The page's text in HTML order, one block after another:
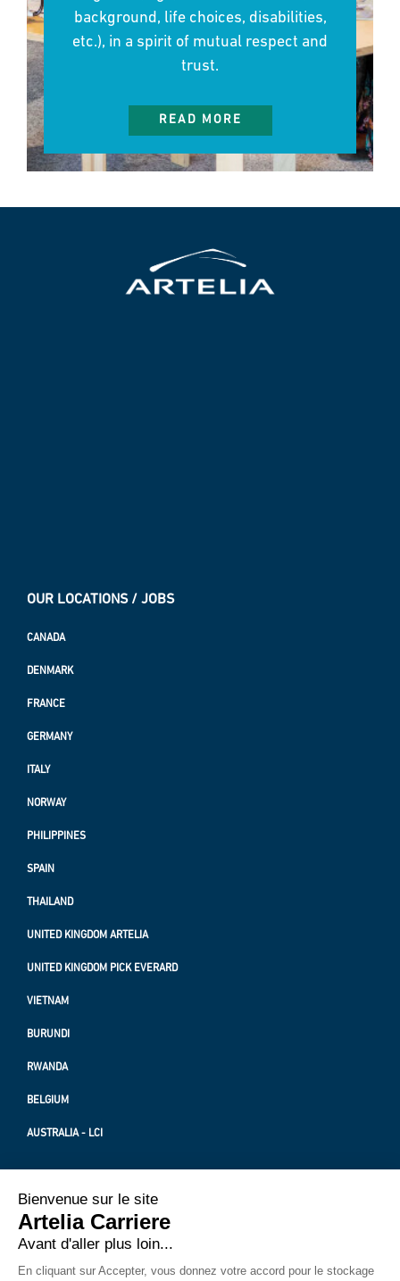
background, life choices, disabilities,
etc.), in a spirit of mutual respect and
trust.
READ MORE
OUR LOCATIONS / JOBS
CANADA
DENMARK
FRANCE
GERMANY
ITALY
NORWAY
PHILIPPINES
SPAIN
THAILAND
UNITED KINGDOM ARTELIA
UNITED KINGDOM PICK EVERARD
VIETNAM
BURUNDI
RWANDA
BELGIUM
AUSTRALIA - LCI
LEGAL NOTICE
ABOUT US